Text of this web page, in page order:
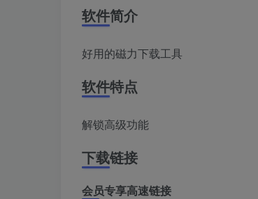
软件简介
好用的磁力下载工具
软件特点
解锁高级功能
下载链接
会员专享高速链接